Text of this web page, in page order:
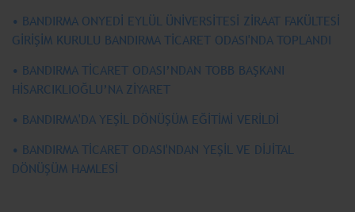
• BANDIRMA ONYEDİ EYLÜL ÜNİVERSİTESİ ZİRAAT FAKÜLTESİ
GİRİŞİM KURULU BANDIRMA TİCARET ODASI'NDA TOPLANDI
• BANDIRMA TİCARET ODASI’NDAN TOBB BAŞKANI
HİSARCIKLIOĞLU’NA ZİYARET
• BANDIRMA'DA YEŞİL DÖNÜŞÜM EĞİTİMİ VERİLDİ
• BANDIRMA TİCARET ODASI'NDAN YEŞİL VE DİJİTAL
DÖNÜŞÜM HAMLESİ